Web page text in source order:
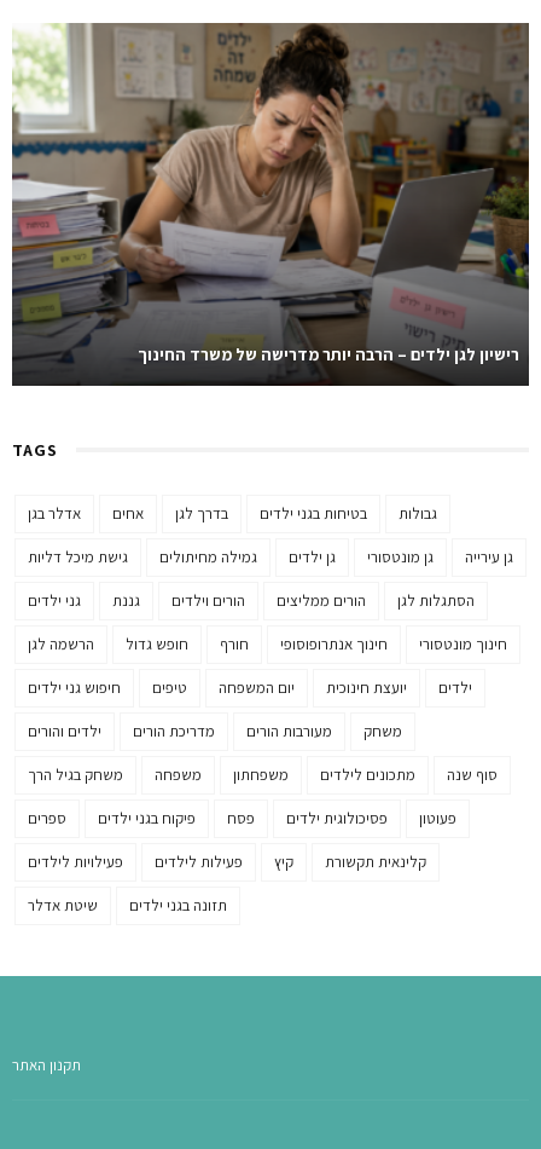
רישיון לגן ילדים – הרבה יותר מדרישה של משרד החינוך
TAGS
אדלר בגן אחים בדרך לגן בטיחות בגני ילדים גבולות
גישת מיכל דליות גמילה מחיתולים גן ילדים גן מונטסורי גן עירייה
גני ילדים גננת הורים וילדים הורים ממליצים הסתגלות לגן
הרשמה לגן חופש גדול חורף חינוך אנתרופוסופי חינוך מונטסורי
חיפוש גני ילדים טיפים יום המשפחה יועצת חינוכית ילדים
ילדים והורים מדריכת הורים מעורבות הורים משחק
משחק בגיל הרך משפחה משפחתון מתכונים לילדים סוף שנה
ספרים פיקוח בגני ילדים פסח פסיכולוגית ילדים פעוטון
פעילויות לילדים פעילות לילדים קיץ קלינאית תקשורת
שיטת אדלר תזונה בגני ילדים
תקנון האתר